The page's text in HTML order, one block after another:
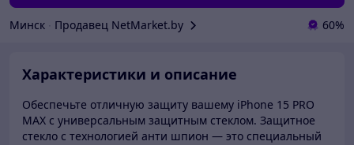
Минск Продавец NetMarket.by 60%
Характеристики и описание
Обеспечьте отличную защиту вашему iPhone 15 PRO
MAX с универсальным защитным стеклом. Защитное
стекло с технологией анти шпион — это специальный